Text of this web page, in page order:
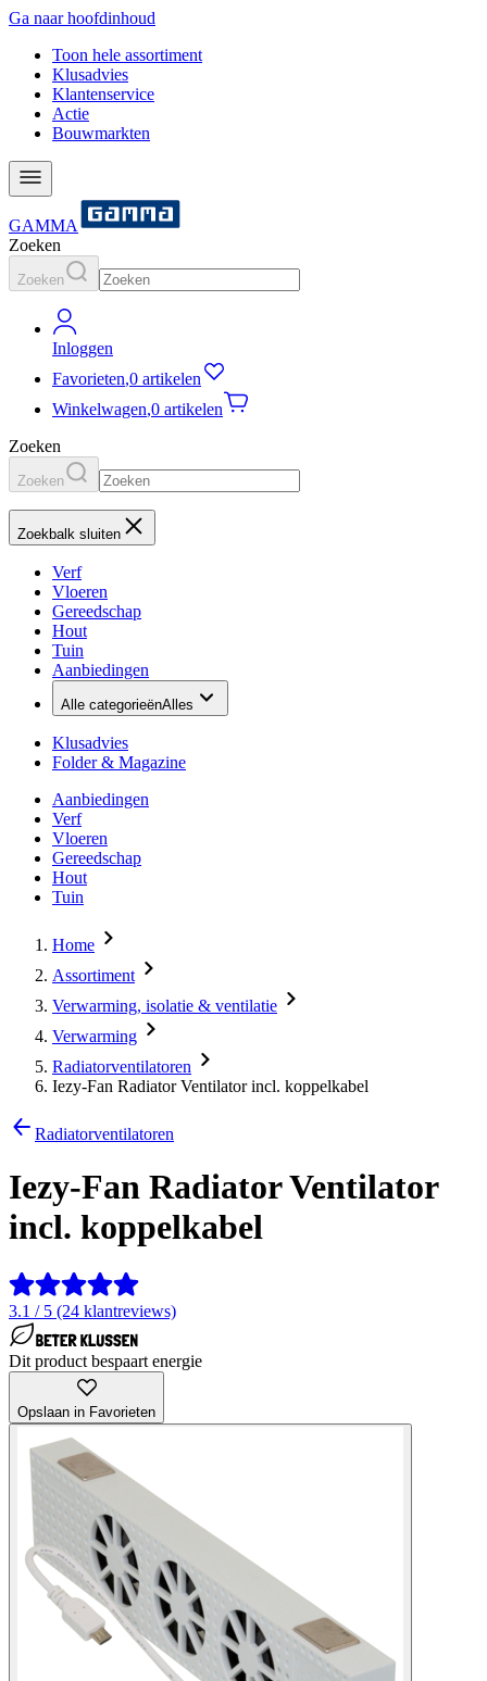
Ga naar hoofdinhoud
Toon hele assortiment
Klusadvies
Klantenservice
Actie
Bouwmarkten
GAMMA
Zoeken
Zoeken
Inloggen
Favorieten,0 artikelen
Winkelwagen,0 artikelen
Zoeken
Zoeken
Zoekbalk sluiten
Verf
Vloeren
Gereedschap
Hout
Tuin
Aanbiedingen
Alle categorieënAlles
Klusadvies
Folder & Magazine
Aanbiedingen
Verf
Vloeren
Gereedschap
Hout
Tuin
Home
Assortiment
Verwarming, isolatie & ventilatie
Verwarming
Radiatorventilatoren
Iezy-Fan Radiator Ventilator incl. koppelkabel
Radiatorventilatoren
Iezy-Fan Radiator Ventilator
incl. koppelkabel
3.1 / 5 (24 klantreviews)
Dit product bespaart energie
Opslaan in Favorieten